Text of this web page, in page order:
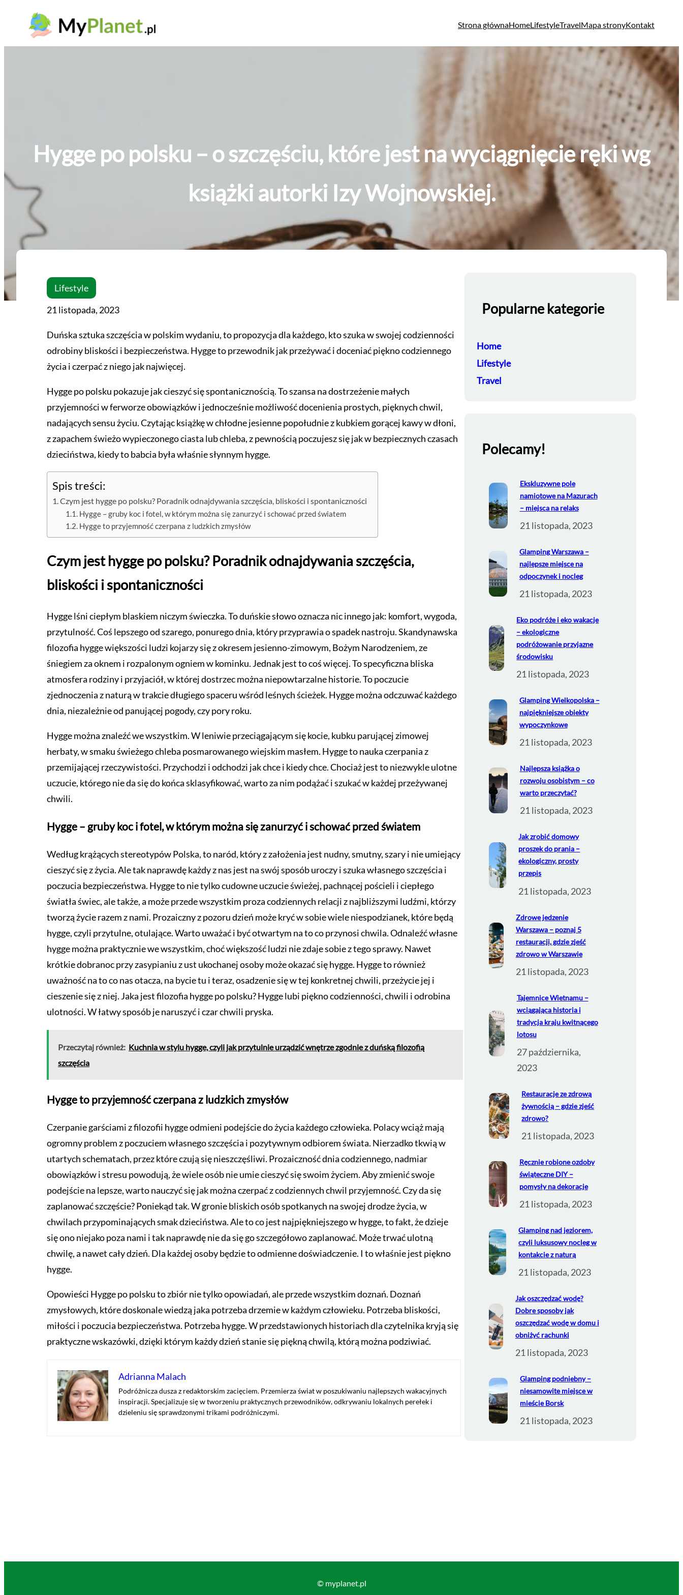
Strona głównaHomeLifestyleTravelMapa stronyKontakt
Hygge po polsku – o szczęściu, które jest na wyciągnięcie ręki wg
książki autorki Izy Wojnowskiej.
Lifestyle
21 listopada, 2023
Duńska sztuka szczęścia w polskim wydaniu, to propozycja dla każdego, kto szuka w swojej codzienności
odrobiny bliskości i bezpieczeństwa. Hygge to przewodnik jak przeżywać i doceniać piękno codziennego
życia i czerpać z niego jak najwięcej.
Hygge po polsku pokazuje jak cieszyć się spontanicznością. To szansa na dostrzeżenie małych
przyjemności w ferworze obowiązków i jednocześnie możliwość docenienia prostych, pięknych chwil,
nadających sensu życiu. Czytając książkę w chłodne jesienne popołudnie z kubkiem gorącej kawy w dłoni,
z zapachem świeżo wypieczonego ciasta lub chleba, z pewnością poczujesz się jak w bezpiecznych czasach
dzieciństwa, kiedy to babcia była właśnie słynnym hygge.
Spis treści:
Czym jest hygge po polsku? Poradnik odnajdywania szczęścia, bliskości i spontaniczności
Hygge – gruby koc i fotel, w którym można się zanurzyć i schować przed światem
Hygge to przyjemność czerpana z ludzkich zmysłów
Czym jest hygge po polsku? Poradnik odnajdywania szczęścia,
bliskości i spontaniczności
Hygge lśni ciepłym blaskiem niczym świeczka. To duńskie słowo oznacza nic innego jak: komfort, wygoda,
przytulność. Coś lepszego od szarego, ponurego dnia, który przyprawia o spadek nastroju. Skandynawska
filozofia hygge większości ludzi kojarzy się z okresem jesienno-zimowym, Bożym Narodzeniem, ze
śniegiem za oknem i rozpalonym ogniem w kominku. Jednak jest to coś więcej. To specyficzna bliska
atmosfera rodziny i przyjaciół, w której dostrzec można niepowtarzalne historie. To poczucie
zjednoczenia z naturą w trakcie długiego spaceru wśród leśnych ścieżek. Hygge można odczuwać każdego
dnia, niezależnie od panującej pogody, czy pory roku.
Hygge można znaleźć we wszystkim. W leniwie przeciągającym się kocie, kubku parującej zimowej
herbaty, w smaku świeżego chleba posmarowanego wiejskim masłem. Hygge to nauka czerpania z
przemijającej rzeczywistości. Przychodzi i odchodzi jak chce i kiedy chce. Chociaż jest to niezwykle ulotne
uczucie, którego nie da się do końca sklasyfikować, warto za nim podążać i szukać w każdej przeżywanej
chwili.
Hygge – gruby koc i fotel, w którym można się zanurzyć i schować przed światem
Według krążących stereotypów Polska, to naród, który z założenia jest nudny, smutny, szary i nie umiejący
cieszyć się z życia. Ale tak naprawdę każdy z nas jest na swój sposób uroczy i szuka własnego szczęścia i
poczucia bezpieczeństwa. Hygge to nie tylko cudowne uczucie świeżej, pachnącej pościeli i ciepłego
światła świec, ale także, a może przede wszystkim proza codziennych relacji z najbliższymi ludźmi, którzy
tworzą życie razem z nami. Prozaiczny z pozoru dzień może kryć w sobie wiele niespodzianek, które będą
hygge, czyli przytulne, otulające. Warto uważać i być otwartym na to co przynosi chwila. Odnaleźć własne
hygge można praktycznie we wszystkim, choć większość ludzi nie zdaje sobie z tego sprawy. Nawet
krótkie dobranoc przy zasypianiu z ust ukochanej osoby może okazać się hygge. Hygge to również
uważność na to co nas otacza, na bycie tu i teraz, osadzenie się w tej konkretnej chwili, przeżycie jej i
cieszenie się z niej. Jaka jest filozofia hygge po polsku? Hygge lubi piękno codzienności, chwili i odrobina
ulotności. W łatwy sposób je naruszyć i czar chwili pryska.
Przeczytaj również: Kuchnia w stylu hygge, czyli jak przytulnie urządzić wnętrze zgodnie z duńską filozofią
szczęścia
Hygge to przyjemność czerpana z ludzkich zmysłów
Czerpanie garściami z filozofii hygge odmieni podejście do życia każdego człowieka. Polacy wciąż mają
ogromny problem z poczuciem własnego szczęścia i pozytywnym odbiorem świata. Nierzadko tkwią w
utartych schematach, przez które czują się nieszczęśliwi. Prozaiczność dnia codziennego, nadmiar
obowiązków i stresu powodują, że wiele osób nie umie cieszyć się swoim życiem. Aby zmienić swoje
podejście na lepsze, warto nauczyć się jak można czerpać z codziennych chwil przyjemność. Czy da się
zaplanować szczęście? Poniekąd tak. W gronie bliskich osób spotkanych na swojej drodze życia, w
chwilach przypominających smak dzieciństwa. Ale to co jest najpiękniejszego w hygge, to fakt, że dzieje
się ono niejako poza nami i tak naprawdę nie da się go szczegółowo zaplanować. Może trwać ulotną
chwilę, a nawet cały dzień. Dla każdej osoby będzie to odmienne doświadczenie. I to właśnie jest piękno
hygge.
Opowieści Hygge po polsku to zbiór nie tylko opowiadań, ale przede wszystkim doznań. Doznań
zmysłowych, które doskonale wiedzą jaka potrzeba drzemie w każdym człowieku. Potrzeba bliskości,
miłości i poczucia bezpieczeństwa. Potrzeba hygge. W przedstawionych historiach dla czytelnika kryją się
praktyczne wskazówki, dzięki którym każdy dzień stanie się piękną chwilą, którą można podziwiać.
Adrianna Malach
Podróżnicza dusza z redaktorskim zacięciem. Przemierza świat w poszukiwaniu najlepszych wakacyjnych
inspiracji. Specjalizuje się w tworzeniu praktycznych przewodników, odkrywaniu lokalnych perełek i
dzieleniu się sprawdzonymi trikami podróżniczymi.
Popularne kategorie
Home
Lifestyle
Travel
Polecamy!
Ekskluzywne pole
namiotowe na Mazurach
– miejsca na relaks
21 listopada, 2023
Glamping Warszawa –
najlepsze miejsce na
odpoczynek i nocleg
21 listopada, 2023
Eko podróże i eko wakacje
– ekologiczne
podróżowanie przyjazne
środowisku
21 listopada, 2023
Glamping Wielkopolska –
najpiękniejsze obiekty
wypoczynkowe
21 listopada, 2023
Najlepsza książka o
rozwoju osobistym – co
warto przeczytać?
21 listopada, 2023
Jak zrobić domowy
proszek do prania –
ekologiczny, prosty
przepis
21 listopada, 2023
Zdrowe jedzenie
Warszawa – poznaj 5
restauracji, gdzie zjeść
zdrowo w Warszawie
21 listopada, 2023
Tajemnice Wietnamu –
wciągająca historia i
tradycja kraju kwitnącego
lotosu
27 października,
2023
Restauracje ze zdrową
żywnością – gdzie zjeść
zdrowo?
21 listopada, 2023
Ręcznie robione ozdoby
świąteczne DIY –
pomysły na dekoracje
21 listopada, 2023
Glamping nad jeziorem,
czyli luksusowy nocleg w
kontakcie z naturą
21 listopada, 2023
Jak oszczędzać wodę?
Dobre sposoby jak
oszczędzać wodę w domu i
obniżyć rachunki
21 listopada, 2023
Glamping podniebny –
niesamowite miejsce w
mieście Borsk
21 listopada, 2023
© myplanet.pl